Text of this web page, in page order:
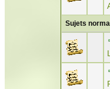
Sujets